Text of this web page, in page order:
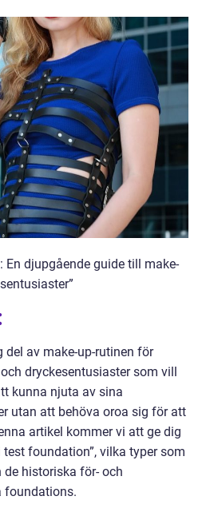
En djupgående guide till make-
del av make-up-rutinen för
dryckesentusiaster som vill
kunna njuta av sina
utan att behöva oroa sig för att
artikel kommer vi att ge dig
test foundation”, vilka typer som
historiska för- och
foundations.